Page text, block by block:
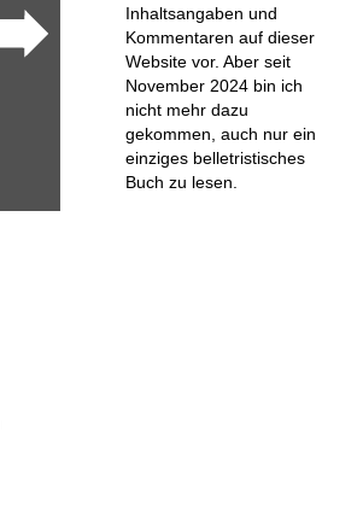
Inhaltsangaben und
Kommentaren auf dieser
Website vor. Aber seit
November 2024 bin ich
nicht mehr dazu
gekommen, auch nur ein
einziges belletristisches
Buch zu lesen.